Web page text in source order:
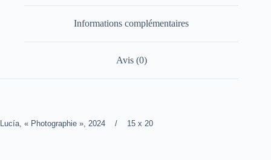
Informations complémentaires
Avis (0)
Lucía, « Photographie », 2024 / 15 x 20